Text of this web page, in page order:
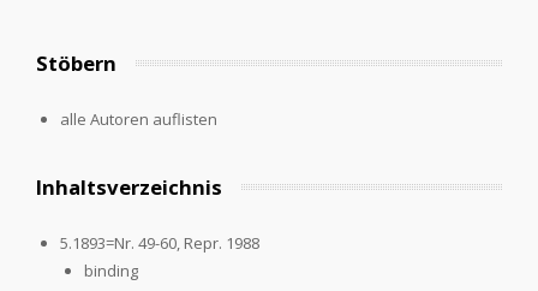
Stöbern
alle Autoren auflisten
Inhaltsverzeichnis
5.1893=Nr. 49-60, Repr. 1988
binding